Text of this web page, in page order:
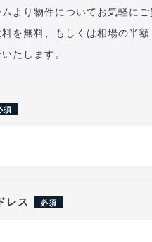
より物件についてお気軽に
を無料、もしくは相場の半
たします。
須
レス 必須